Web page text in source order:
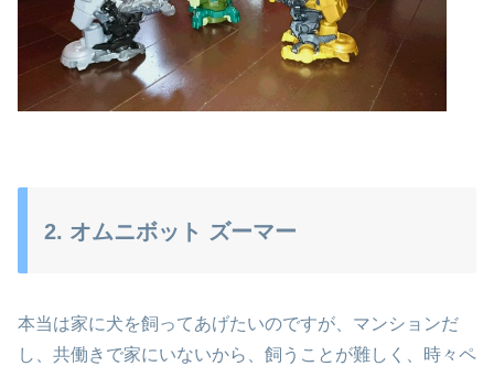
2. オムニボット ズーマー
本当は家に犬を飼ってあげたいのですが、マンションだ
し、共働きで家にいないから、飼うことが難しく、時々ペ